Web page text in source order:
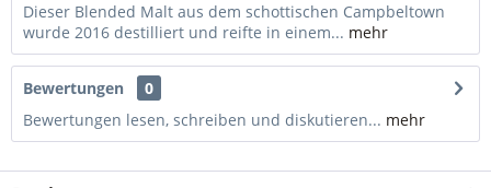
Dieser Blended Malt aus dem schottischen Campbeltown
wurde 2016 destilliert und reifte in einem... mehr
Bewertungen
0
Bewertungen lesen, schreiben und diskutieren... mehr